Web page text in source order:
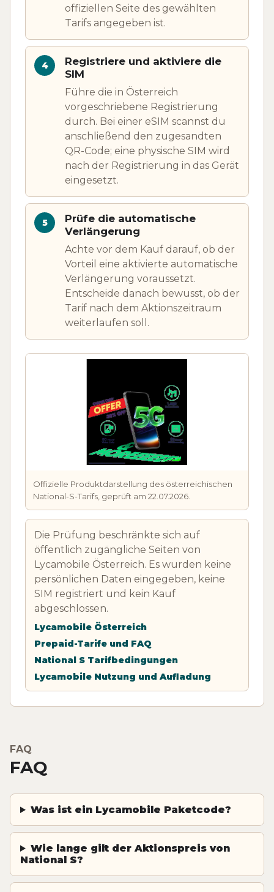
offiziellen Seite des gewählten
Tarifs angegeben ist.
Registriere und aktiviere die
SIM
Führe die in Österreich
vorgeschriebene Registrierung
durch. Bei einer eSIM scannst du
anschließend den zugesandten
QR-Code; eine physische SIM wird
nach der Registrierung in das Gerät
eingesetzt.
Prüfe die automatische
Verlängerung
Achte vor dem Kauf darauf, ob der
Vorteil eine aktivierte automatische
Verlängerung voraussetzt.
Entscheide danach bewusst, ob der
Tarif nach dem Aktionszeitraum
weiterlaufen soll.
Offizielle Produktdarstellung des österreichischen
National-S-Tarifs, geprüft am 22.07.2026.
Die Prüfung beschränkte sich auf
öffentlich zugängliche Seiten von
Lycamobile Österreich. Es wurden keine
persönlichen Daten eingegeben, keine
SIM registriert und kein Kauf
abgeschlossen.
Lycamobile Österreich
Prepaid-Tarife und FAQ
National S Tarifbedingungen
Lycamobile Nutzung und Aufladung
FAQ
FAQ
Was ist ein Lycamobile Paketcode?
Wie lange gilt der Aktionspreis von
National S?